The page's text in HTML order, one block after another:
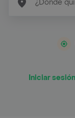
Iniciar sesión